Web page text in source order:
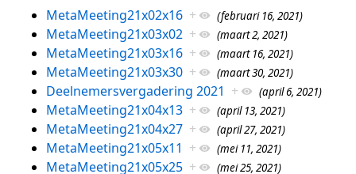
MetaMeeting21x02x16 + (februari 16, 2021)
MetaMeeting21x03x02 + (maart 2, 2021)
MetaMeeting21x03x16 + (maart 16, 2021)
MetaMeeting21x03x30 + (maart 30, 2021)
Deelnemersvergadering 2021 + (april 6, 2021)
MetaMeeting21x04x13 + (april 13, 2021)
MetaMeeting21x04x27 + (april 27, 2021)
MetaMeeting21x05x11 + (mei 11, 2021)
MetaMeeting21x05x25 + (mei 25, 2021)